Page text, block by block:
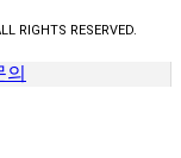
RIGHTS RESERVED.
의